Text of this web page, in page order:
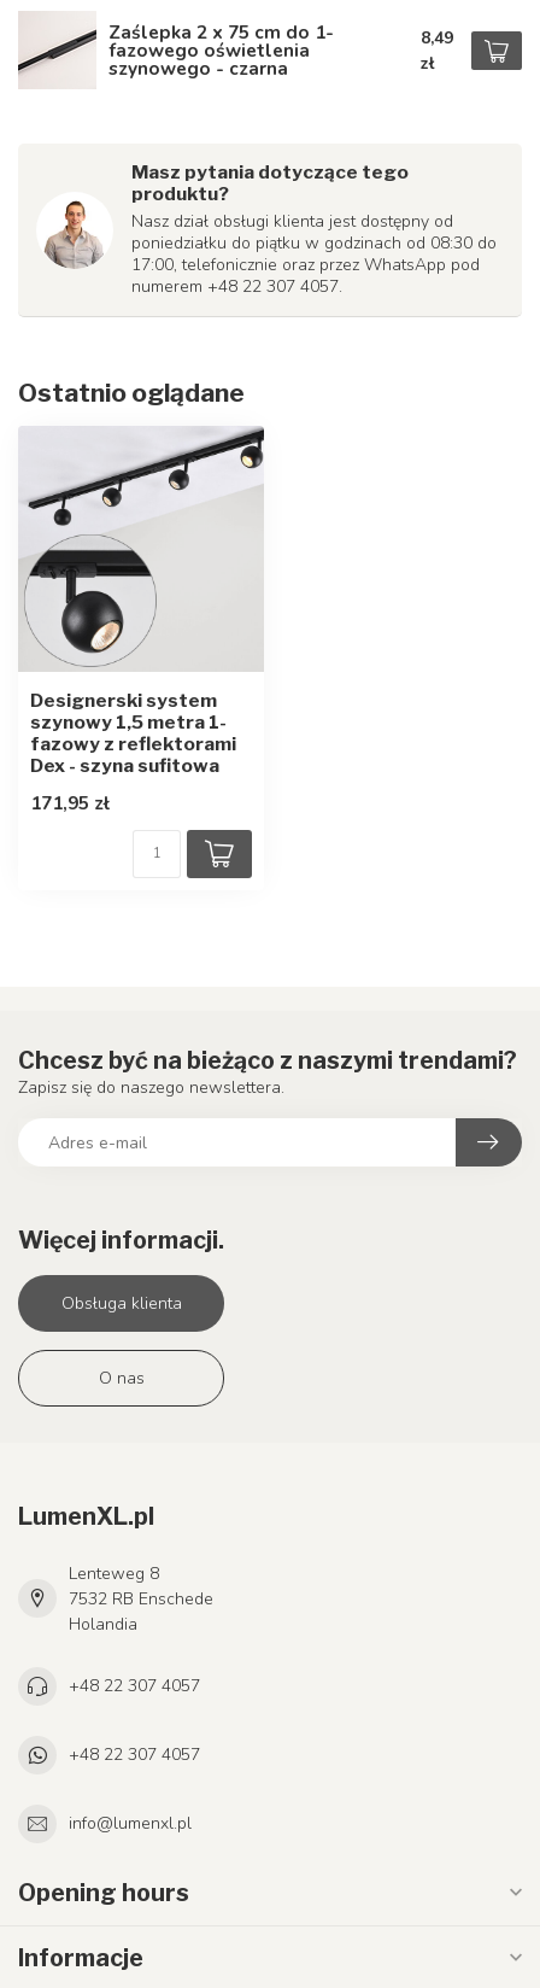
Zaślepka 2 x 75 cm do 1-
fazowego oświetlenia
szynowego - czarna
8,49
zł
Masz pytania dotyczące tego
produktu?
Nasz dział obsługi klienta jest dostępny od
poniedziałku do piątku w godzinach od 08:30 do
17:00, telefonicznie oraz przez WhatsApp pod
numerem +48 22 307 4057.
Ostatnio oglądane
Designerski system
szynowy 1,5 metra 1-
fazowy z reflektorami
Dex - szyna sufitowa
171,95 zł
Więcej informacji.
Obsługa klienta
O nas
Chcesz być na bieżąco z naszymi trendami?
Zapisz się do naszego newslettera.
LumenXL.pl
Lenteweg 8
7532 RB Enschede
Holandia
+48 22 307 4057
+48 22 307 4057
info@lumenxl.pl
Opening hours
Informacje